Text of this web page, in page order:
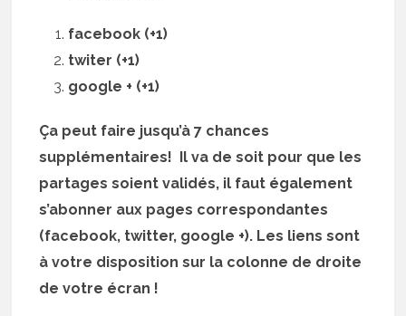
facebook (+1)
twiter (+1)
google + (+1)
Ça peut faire jusqu’à 7 chances
supplémentaires! Il va de soit pour que les
partages soient validés, il faut également
s’abonner aux pages correspondantes
(facebook, twitter, google +). Les liens sont
à votre disposition sur la colonne de droite
de votre écran !